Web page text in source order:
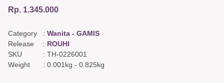
dengan aplikasi Bordir di badan depan yang mewah namun tetap
dikenakan sepanjang hari.
Detail Gamis
Busui friendly,
Opnaisel,
Rp. 1.345.000
Category : Wanita - GAMIS
Release
: ROUHI
SKU
: TH-0226001
Weight
: 0.001kg - 0.825kg